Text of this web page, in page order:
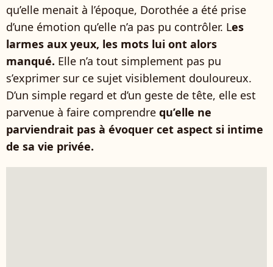
qu’elle menait à l’époque, Dorothée a été prise
d’une émotion qu’elle n’a pas pu contrôler. Les
larmes aux yeux, les mots lui ont alors
manqué. Elle n’a tout simplement pas pu
s’exprimer sur ce sujet visiblement douloureux.
D’un simple regard et d’un geste de tête, elle est
parvenue à faire comprendre qu’elle ne
parviendrait pas à évoquer cet aspect si intime
de sa vie privée.